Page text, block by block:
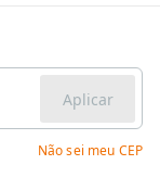
Aplicar
Não sei meu CEP